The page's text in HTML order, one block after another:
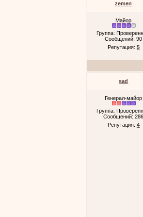
zemen
Майор
Группа:
Сообщений:90
Репутация: 5
sad
Генерал-майор
Группа:
Сообщений:
Репутация: 4